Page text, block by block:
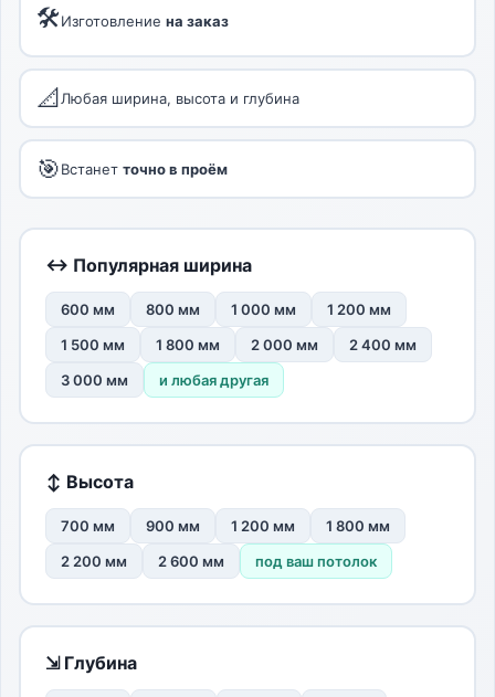
🛠Изготовление на заказ
📐 Любая ширина, высота и глубина
🎯Встанет точно в проём
↔ Популярная ширина
600 мм 800 мм 1 000 мм
1 200 мм
1 500 мм
1 800 мм 2 000 мм
2 400 мм
3 000 мм
и любая другая
↕ Высота
700 мм 900 мм 1 200 мм
1 800 мм
2 200 мм
2 600 мм под ваш потолок
⇲ Глубина